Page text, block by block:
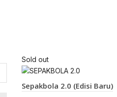
Sold out
Sepakbola 2.0 (Edisi Baru)